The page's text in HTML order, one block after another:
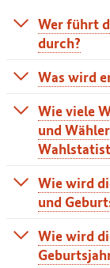
Wer führt
durch?
Für die
Landesämter
Die
der
einer
Was wird
Zur
und die
Wahlbezirken
Für die
folgende
Wie viele
und
Die
Urnen- und
Wahlbezirke
Wie wird
und
Die
Wie wird